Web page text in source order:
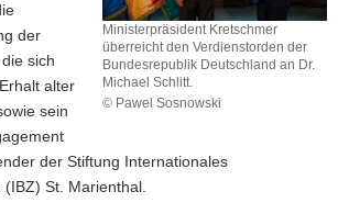
Ministerpräsident Kretschmer
überreicht den Verdienstorden der
Bundesrepublik Deutschland an Dr.
Michael Schlitt.
© Pawel Sosnowski
überreicht
den
der
sich
alter
sein
der Stiftung Internationales
St. Marienthal.